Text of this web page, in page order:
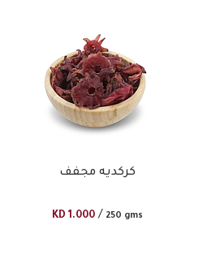
كركديه مجفف
KD 1.000 / 250 gms